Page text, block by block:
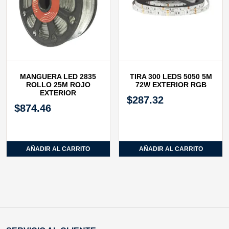
MANGUERA LED 2835
ROLLO 25M ROJO
EXTERIOR
$874.46
AÑADIR AL CARRITO
TIRA 300 LEDS 5050 5M
72W EXTERIOR RGB
$287.32
AÑADIR AL CARRITO